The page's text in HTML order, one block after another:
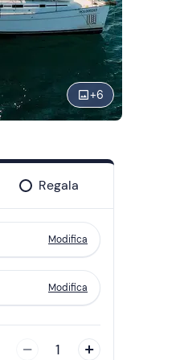
+6
Regala
Modifica
Modifica
1